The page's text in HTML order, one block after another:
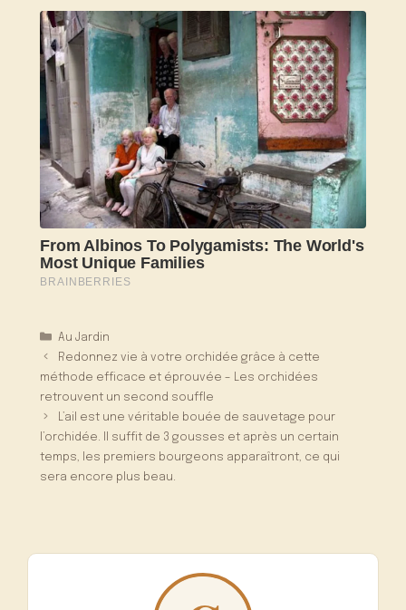
Catégories
Au Jardin
Redonnez vie à votre orchidée grâce à cette
méthode efficace et éprouvée – Les orchidées
retrouvent un second souffle
L’ail est une véritable bouée de sauvetage pour
l’orchidée. Il suffit de 3 gousses et après un certain
temps, les premiers bourgeons apparaîtront, ce qui
sera encore plus beau.